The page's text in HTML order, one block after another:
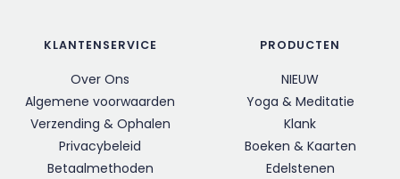
KLANTENSERVICE
Over Ons
Algemene voorwaarden
Verzending & Ophalen
Privacybeleid
Betaalmethoden
PRODUCTEN
NIEUW
Yoga & Meditatie
Klank
Boeken & Kaarten
Edelstenen